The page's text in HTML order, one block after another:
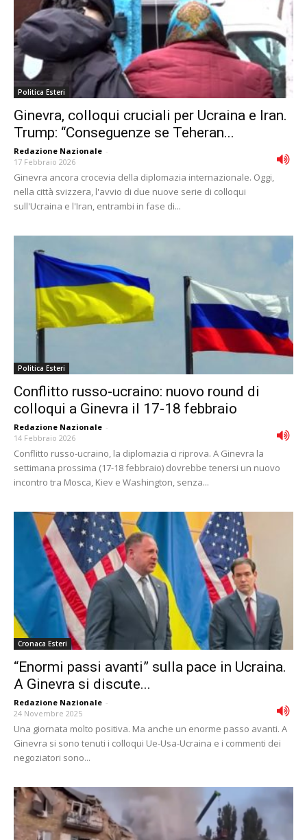
Politica Esteri
Ginevra, colloqui cruciali per Ucraina e Iran.
Trump: “Conseguenze se Teheran...
Redazione Nazionale -
17 Febbraio 2026
Ginevra ancora crocevia della diplomazia internazionale. Oggi,
nella città svizzera, l'avvio di due nuove serie di colloqui
sull'Ucraina e l'Iran, entrambi in fase di...
Politica Esteri
Conflitto russo-ucraino: nuovo round di
colloqui a Ginevra il 17-18 febbraio
Redazione Nazionale -
14 Febbraio 2026
Conflitto russo-ucraino, la diplomazia ci riprova. A Ginevra la
settimana prossima (17-18 febbraio) dovrebbe tenersi un nuovo
incontro tra Mosca, Kiev e Washington, senza...
Cronaca Esteri
“Enormi passi avanti” sulla pace in Ucraina.
A Ginevra si discute...
Redazione Nazionale -
24 Novembre 2025
Una giornata molto positiva. Ma anche un enorme passo avanti. A
Ginevra si sono tenuti i colloqui Ue-Usa-Ucraina e i commenti dei
negoziatori sono...